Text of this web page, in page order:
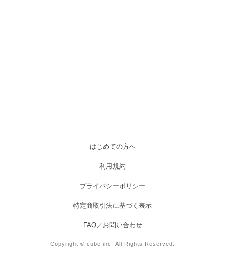
はじめての方へ
利用規約
プライバシーポリシー
特定商取引法に基づく表示
FAQ／お問い合わせ
Copyright © cube inc. All Rights Reserved.